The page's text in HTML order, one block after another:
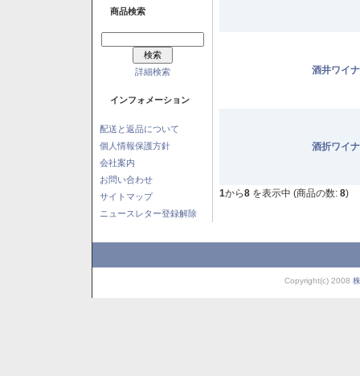
商品検索
詳細検索
インフォメーション
配送と返品について
個人情報保護方針
会社案内
お問い合わせ
サイトマップ
ニュースレター登録解除
酒井ワイ
酒折ワイ
1から8 を表示中 (商品の数: 8)
Copyright(c) 2008